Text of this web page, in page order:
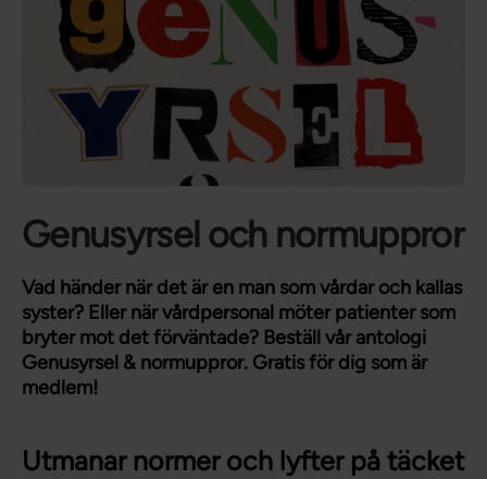
Genusyrsel och normuppror
Vad händer när det är en man som vårdar och kallas
syster? Eller när vårdpersonal möter patienter som
bryter mot det förväntade? Beställ vår antologi
Genusyrsel & normuppror. Gratis för dig som är
medlem!
Utmanar normer och lyfter på täcket